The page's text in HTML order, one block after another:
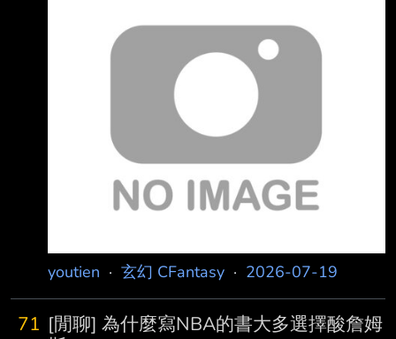
了 凡人修仙傳（靈界偏）：換圖被降等了，暫
時還沒動力看 想請各位大大幫忙推薦，整體來
今天下午我看到有人轉發他聊天群發言：「我在
牢裡遇上一堆這樣的倒 霉蛋...全是女的說你強姦
你就是強姦的」 這些故事會不會在他以後
的作品裡反映出來，值得期待。 --
Schroedinger's cat is
NOT dead. http://sites.google.com/site/youtien/
youtien · 玄幻 CFantasy · 2026-07-19
71 [閒聊] 為什麼寫NBA的書大多選擇酸詹姆